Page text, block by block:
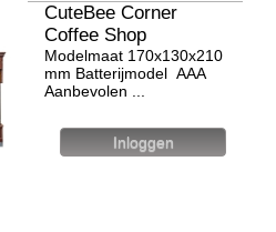
CuteBee Corner
Coffee Shop
Modelmaat 170х130х210
mm Batterijmodel ААА
Aanbevolen ...